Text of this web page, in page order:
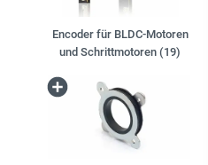
Encoder für BLDC-Motoren
und Schrittmotoren (19)